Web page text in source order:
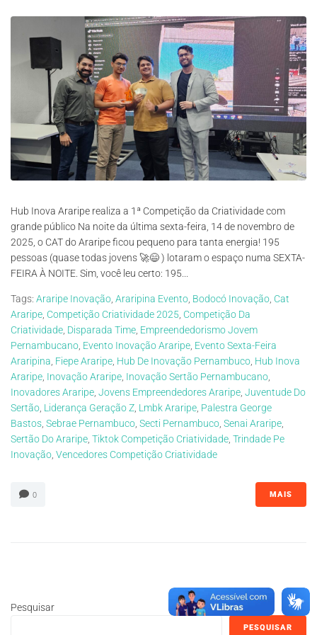
Hub Inova Araripe realiza a 1ª Competição da Criatividade com
grande público Na noite da última sexta-feira, 14 de novembro de
2025, o CAT do Araripe ficou pequeno para tanta energia! 195
pessoas (quase todas jovens 🚀😄 ) lotaram o espaço numa SEXTA-
FEIRA À NOITE. Sim, você leu certo: 195...
Tags: Araripe Inovação, Araripina Evento, Bodocó Inovação, Cat
Araripe, Competição Criatividade 2025, Competição Da
Criatividade, Disparada Time, Empreendedorismo Jovem
Pernambucano, Evento Inovação Araripe, Evento Sexta-Feira
Araripina, Fiepe Araripe, Hub De Inovação Pernambuco, Hub Inova
Araripe, Inovação Araripe, Inovação Sertão Pernambucano,
Inovadores Araripe, Jovens Empreendedores Araripe, Juventude Do
Sertão, Liderança Geração Z, Lmbk Araripe, Palestra George
Bastos, Sebrae Pernambuco, Secti Pernambuco, Senai Araripe,
Sertão Do Araripe, Tiktok Competição Criatividade, Trindade Pe
Inovação, Vencedores Competição Criatividade
0 MAIS
Pesquisar
PESQUISAR